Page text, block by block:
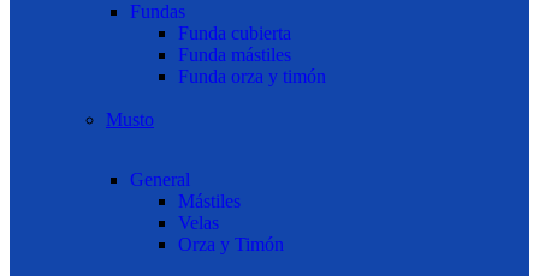
Fundas
Funda cubierta
Funda mástiles
Funda orza y timón
Musto
General
Mástiles
Velas
Orza y Timón